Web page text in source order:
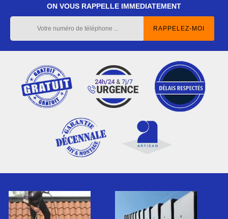
ON VOUS RAPPELLE IMMEDIATEMENT